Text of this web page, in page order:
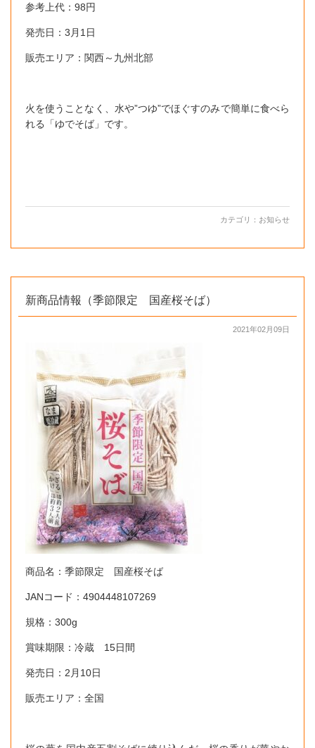
参考上代：98円
発売日：3月1日
販売エリア：関西～九州北部
火を使うことなく、水や”つゆ”でほぐすのみで簡単に食べら
れる「ゆでそば」です。
カテゴリ： お知らせ
新商品情報（季節限定 国産桜そば）
2021年02月09日
商品名：季節限定 国産桜そば
JANコード：4904448107269
規格：300g
賞味期限：冷蔵 15日間
発売日：2月10日
販売エリア：全国